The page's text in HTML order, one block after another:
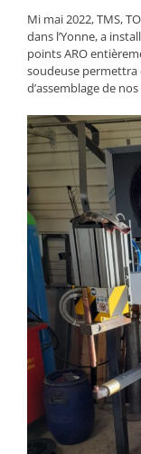
Mi mai 2022, TMS,
dans l’Yonne, a
points ARO
soudeuse
d’assemblage de